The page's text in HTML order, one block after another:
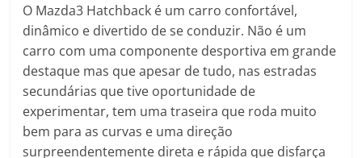
O Mazda3 Hatchback é um carro confortável,
dinâmico e divertido de se conduzir. Não é um
carro com uma componente desportiva em grande
destaque mas que apesar de tudo, nas estradas
secundárias que tive oportunidade de
experimentar, tem uma traseira que roda muito
bem para as curvas e uma direção
surpreendentemente direta e rápida que disfarça